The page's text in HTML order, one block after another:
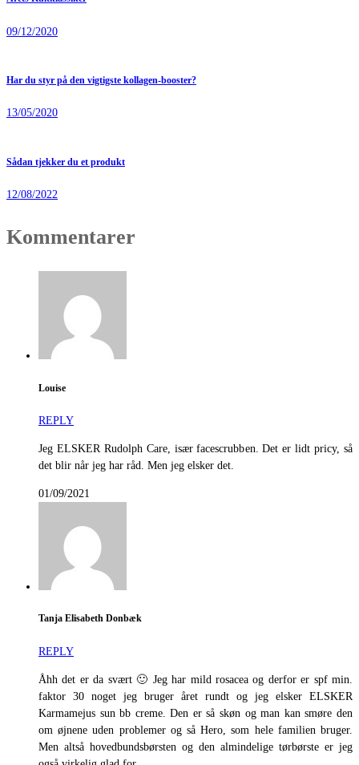
09/12/2020
Har du styr på den vigtigste kollagen-booster?
13/05/2020
Sådan tjekker du et produkt
12/08/2022
Kommentarer
Louise
REPLY
Jeg ELSKER Rudolph Care, især facescrubben. Det er lidt pricy, så
det blir når jeg har råd. Men jeg elsker det.
01/09/2021
Tanja Elisabeth Donbæk
REPLY
Åhh det er da svært 🙂 Jeg har mild rosacea og derfor er spf min.
faktor 30 noget jeg bruger året rundt og jeg elsker ELSKER
Karmamejus sun bb creme. Den er så skøn og man kan smøre den
om øjnene uden problemer og så Hero, som hele familien bruger.
Men altså hovedbundsbørsten og den almindelige tørbørste er jeg